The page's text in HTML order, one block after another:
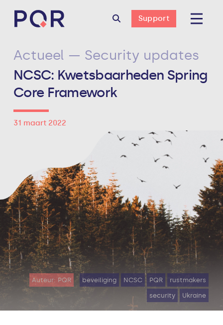
Support
Actueel — Security updates
NCSC: Kwetsbaarheden Spring
Core Framework
31 maart 2022
Auteur: PQR beveiliging NCSC PQR rustmakers
security Ukraine